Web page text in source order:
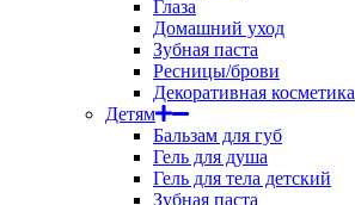
Глаза
Домашний уход
Зубная паста
Ресницы/брови
Декоративная косметика
Детям
Бальзам для губ
Гель для душа
Гель для тела детский
Зубная паста